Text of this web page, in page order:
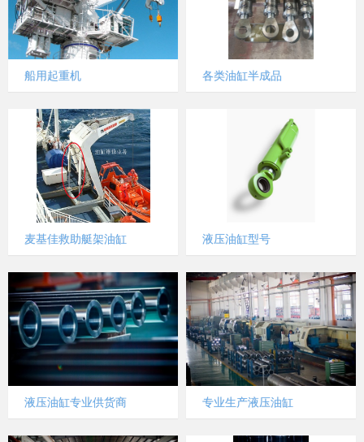
船用起重机 各类油缸半成品
麦基佳救助艇架油缸 液压油缸型号
液压油缸专业供货商 专业生产液压油缸